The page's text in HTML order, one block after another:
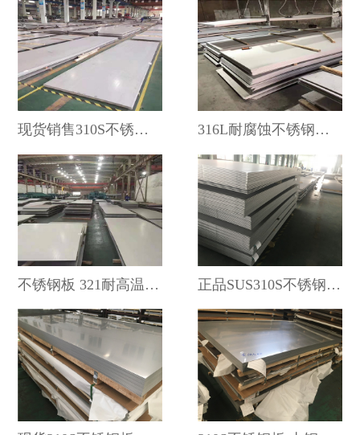
现货销售310S不锈钢板耐高温不锈钢板厂家直销 316L耐腐蚀不锈钢板 316耐高温不锈钢板 不锈钢卷板
不锈钢板 321耐高温不锈钢板 321不锈钢板 正品SUS310S不锈钢板 耐高温310S不锈钢板材 310S钢板耐热板销售